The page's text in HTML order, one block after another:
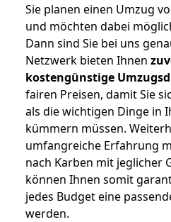
Sie planen einen Umzug
und möchten dabei
Dann sind Sie bei uns
Netzwerk bieten Ihnen
kostengünstige
fairen Preisen, damit Sie
als die wichtigen Dinge in
kümmern müssen.
umfangreiche Erfahrung
nach Karben mit jeglicher
können Ihnen somit
jedes Budget eine
werden.